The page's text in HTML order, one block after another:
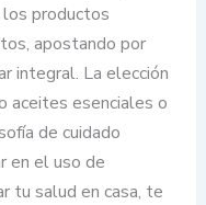
productos
apostando por
integral. La elección
aceites esenciales o
de cuidado
en el uso de
tu salud en casa, te